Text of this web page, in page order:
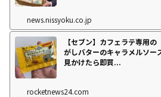
news.nissyoku.co.jp
【セブン】カフェラテ専用の
がしバターのキャラメルソー
見かけたら即買...
rocketnews24.com